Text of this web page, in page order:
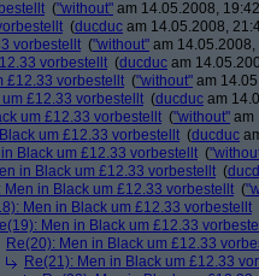
("without" am 14.05.2008,
(ducduc am 14.05.2008,
vorbestellt ("without" am 14.05.2008,
vorbestellt (ducduc am
£12.33 vorbestellt ("without" am
£12.33 vorbestellt (ducduc am
um £12.33 vorbestellt ("without" am
um £12.33 vorbestellt (ducduc
Black um £12.33 vorbestellt (
in Black um £12.33 vorbestellt (
Men in Black um £12.33 vorbestellt (
Men in Black um £12.33 vorbestellt
Men in Black um £12.33
Re(20): Men in Black um £12.33
Re(21): Men in Black um £12.33